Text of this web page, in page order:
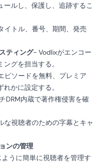
ルし、保護し、追跡するこ
イトル、番号、期間、発売
ティング- Vodlixがエンコー
グを担当する。
ピソードを無料、プレミア
かに設定する。
DRM内蔵で著作権侵害を確
な視聴者のための字幕とキャ
ンの管理
うに簡単に視聴者を管理す